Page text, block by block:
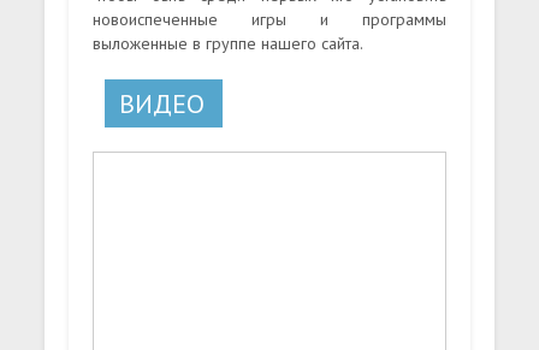
новоиспеченные игры и программы
выложенные в группе нашего сайта.
ВИДЕО